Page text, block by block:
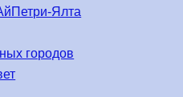
Ялта
городов